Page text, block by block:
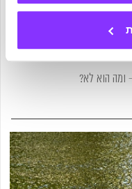
המוח?
ומה הוא לא?